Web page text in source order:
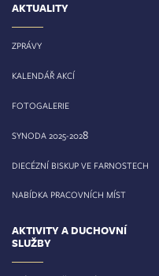
AKTUALITY
ZPRÁVY
KALENDÁŘ AKCÍ
FOTOGALERIE
SYNODA 2025-2028
DIECÉZNÍ BISKUP VE FARNOSTECH
NABÍDKA PRACOVNÍCH MÍST
AKTIVITY A DUCHOVNÍ
SLUŽBY